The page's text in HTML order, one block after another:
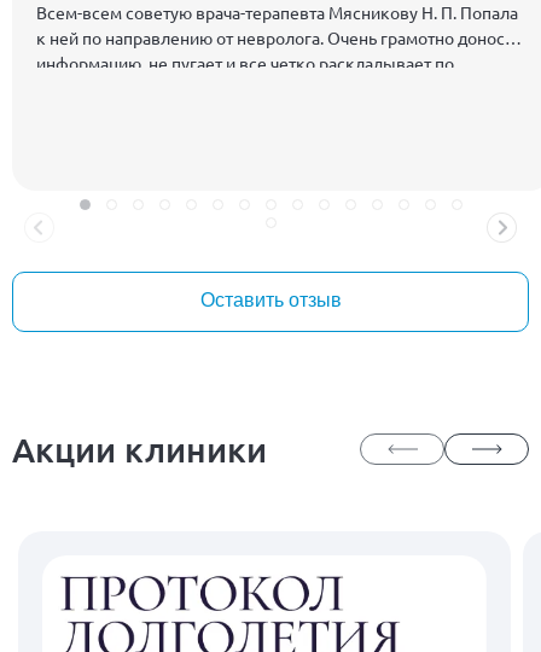
Всем-всем советую врача-терапевта Мясникову Н. П. Попала
к ней по направлению от невролога. Очень грамотно доносит
информацию, не пугает и все четко раскладывает по
Оставить отзыв
Акции клиники